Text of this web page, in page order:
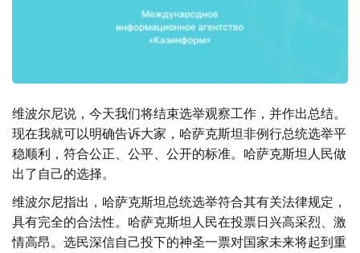
维波尔尼说，今天我们将结束选举观察工作，并作出总结。
现在我就可以明确告诉大家，哈萨克斯坦非例行总统选举平
稳顺利，符合公正、公平、公开的标准。哈萨克斯坦人民做
出了自己的选择。
维波尔尼指出，哈萨克斯坦总统选举符合其有关法律规定，
具有完全的合法性。哈萨克斯坦人民在投票日兴高采烈、激
情高昂。选民深信自己投下的神圣一票对国家未来将起到重